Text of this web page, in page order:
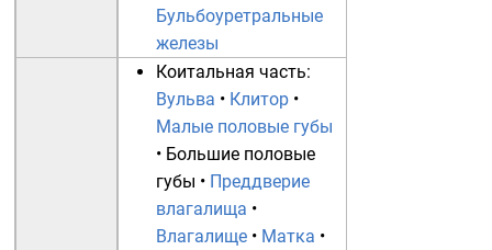
Бульбоуретральные
железы
Коитальная часть:
Вульва • Клитор •
Малые половые губы
• Большие половые
губы • Преддверие
влагалища •
Влагалище • Матка •